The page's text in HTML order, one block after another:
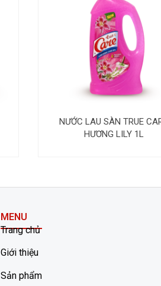
NƯỚC LAU SÀN TRUE
HƯƠNG LILY 1L
MENU
Trang chủ
Giới thiệu
Sản phẩm